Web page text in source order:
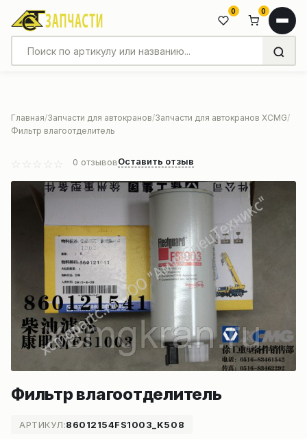
0 0
Главная Запчасти для автокранов Запчасти для автокранов XCMG
Фильтр влагоотделитель
0 отзывовОставить отзыв
Фильтр влагоотделитель
АРТИКУЛ:86012154FS1003_K508